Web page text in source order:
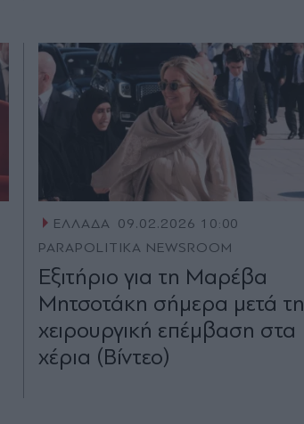
ΕΛΛΑΔΑ 09.02.2026 10:00
PARAPOLITIKA NEWSROOM
Εξιτήριο για τη Μαρέβα
Μητσοτάκη σήμερα μετά τη
χειρουργική επέμβαση στα
χέρια (Βίντεο)